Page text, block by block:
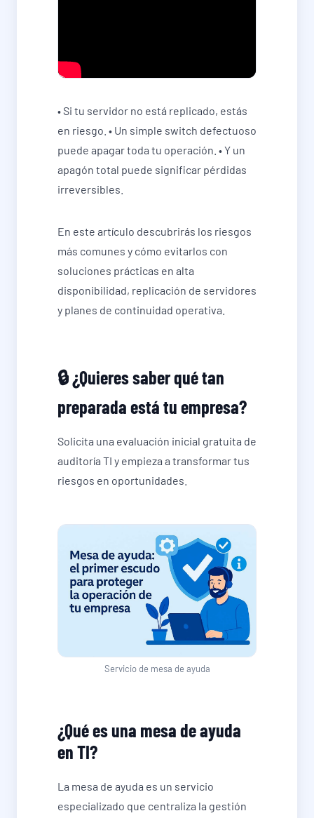
• Si tu servidor no está replicado, estás
en riesgo. • Un simple switch defectuoso
puede apagar toda tu operación. • Y un
apagón total puede significar pérdidas
irreversibles.
En este artículo descubrirás los riesgos
más comunes y cómo evitarlos con
soluciones prácticas en alta
disponibilidad, replicación de servidores
y planes de continuidad operativa.
🔒 ¿Quieres saber qué tan
preparada está tu empresa?
Solicita una evaluación inicial gratuita de
auditoría TI y empieza a transformar tus
riesgos en oportunidades.
Servicio de mesa de ayuda
¿Qué es una mesa de ayuda
en TI?
La mesa de ayuda es un servicio
especializado que centraliza la gestión